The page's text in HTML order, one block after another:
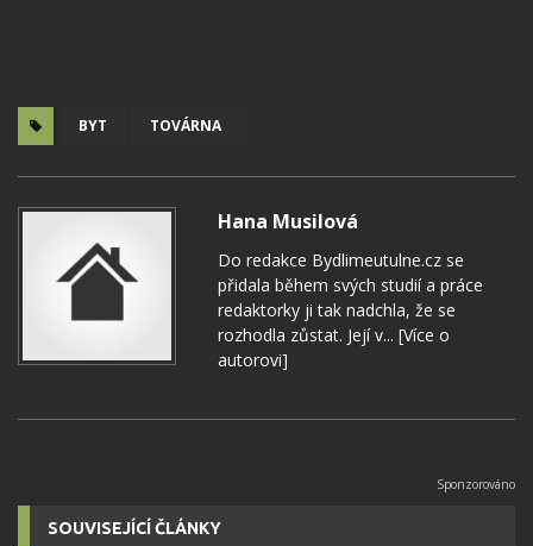
BYT TOVÁRNA
Hana Musilová
Do redakce Bydlimeutulne.cz se
přidala během svých studií a práce
redaktorky ji tak nadchla, že se
rozhodla zůstat. Její v... [Více o
autorovi]
SOUVISEJÍCÍ ČLÁNKY